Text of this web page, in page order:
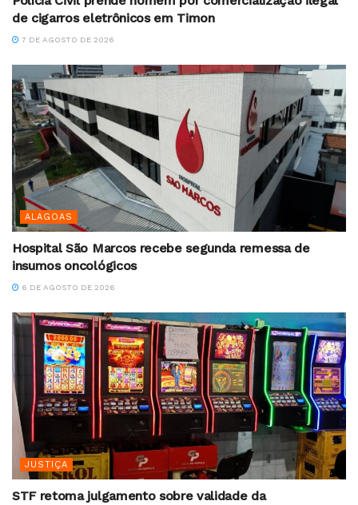
de cigarros eletrônicos em Timon
7 DE AGOSTO DE 2026
ALAGOAS
Hospital São Marcos recebe segunda remessa de
insumos oncológicos
6 DE AGOSTO DE 2026
JUSTIÇA
STF retoma julgamento sobre validade da